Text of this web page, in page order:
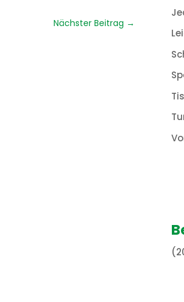
Nächster Beitrag →